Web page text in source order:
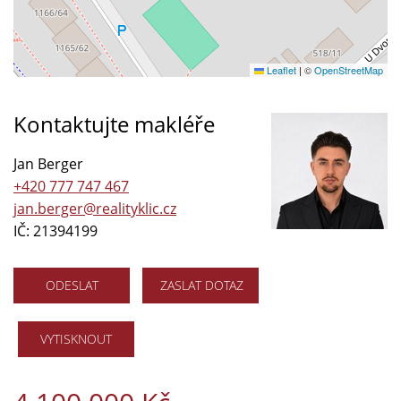
Leaflet | ©OpenStreetMap
Kontaktujte makléře
Jan Berger
+420 777 747 467
jan.berger@realityklic.cz
IČ: 21394199
ODESLAT ZASLAT DOTAZ
VYTISKNOUT